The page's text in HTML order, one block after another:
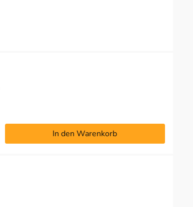
In den Warenkorb